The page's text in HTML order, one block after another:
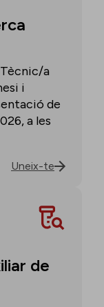
a
i
de
a les
Uneix-te
de